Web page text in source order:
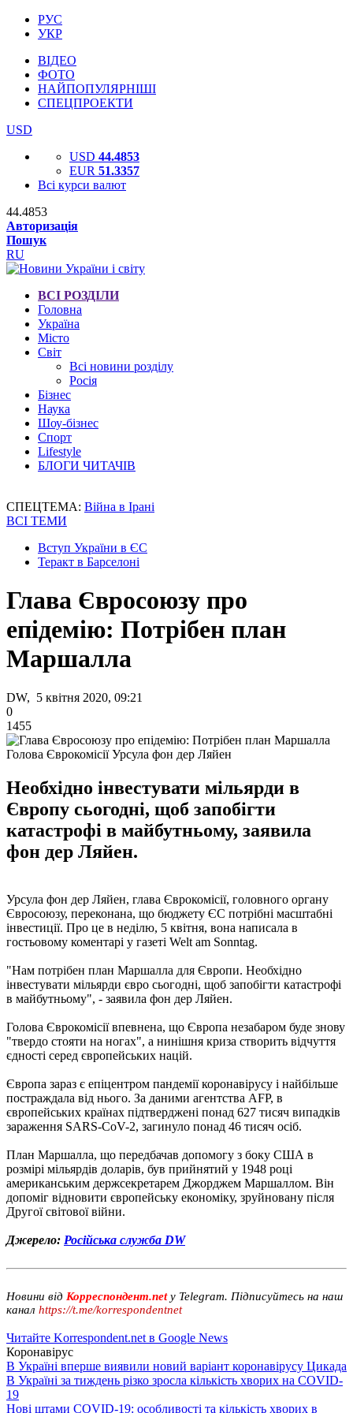
РУС
УКР
ВІДЕО
ФОТО
НАЙПОПУЛЯРНІШІ
СПЕЦПРОЕКТИ
USD
USD 44.4853
EUR 51.3357
Всі курси валют
44.4853
Авторизація
Пошук
RU
ВСІ РОЗДІЛИ
Головна
Україна
Місто
Світ
Всі новини розділу
Росія
Бізнес
Наука
Шоу-бізнес
Спорт
Lifestyle
БЛОГИ ЧИТАЧІВ
СПЕЦТЕМА: Війна в Ірані
ВСІ ТЕМИ
Вступ України в ЄС
Теракт в Барселоні
Глава Євросоюзу про
епідемію: Потрібен план
Маршалла
DW, 5 квітня 2020, 09:21
0
1455
Голова Єврокомісії Урсула фон дер Ляйен
Необхідно інвестувати мільярди в
Європу сьогодні, щоб запобігти
катастрофі в майбутньому, заявила
фон дер Ляйен.
Урсула фон дер Ляйен, глава Єврокомісії, головного органу
Євросоюзу, переконана, що бюджету ЄС потрібні масштабні
інвестиції. Про це в неділю, 5 квітня, вона написала в
гостьовому коментарі у газеті Welt am Sonntag.
"Нам потрібен план Маршалла для Європи. Необхідно
інвестувати мільярди євро сьогодні, щоб запобігти катастрофі
в майбутньому", - заявила фон дер Ляйен.
Голова Єврокомісії впевнена, що Європа незабаром буде знову
"твердо стояти на ногах", а нинішня криза створить відчуття
єдності серед європейських націй.
Європа зараз є епіцентром пандемії коронавірусу і найбільше
постраждала від нього. За даними агентства AFP, в
європейських країнах підтверджені понад 627 тисяч випадків
зараження SARS-CoV-2, загинуло понад 46 тисяч осіб.
План Маршалла, що передбачав допомогу з боку США в
розмірі мільярдів доларів, був прийнятий у 1948 році
американським держсекретарем Джорджем Маршаллом. Він
допоміг відновити європейську економіку, зруйновану після
Другої світової війни.
Джерело: Російська служба DW
Новини від Корреспондент.net у Telegram. Підписуйтесь на наш
канал https://t.me/korrespondentnet
Читайте Korrespondent.net в Google News
Коронавірус
В Україні вперше виявили новий варіант коронавірусу Цикада
В Україні за тиждень різко зросла кількість хворих на COVID-
19
Нові штами COVID-19: особливості та кількість хворих в